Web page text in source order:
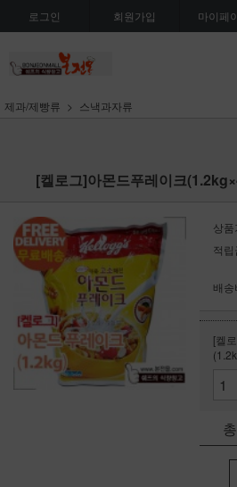
로그인 회원가입 마이페
제과/제빵류 스낵과자류
[켈로그]아몬드푸레이크
상품
적립
배송
[켈